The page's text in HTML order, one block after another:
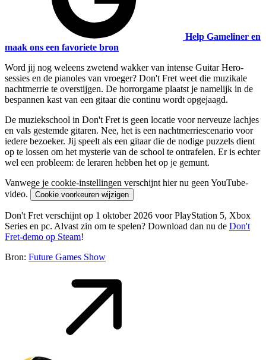
Help Gameliner en
maak ons een favoriete bron
Word jij nog weleens zwetend wakker van intense Guitar Hero-
sessies en de pianoles van vroeger? Don't Fret weet die muzikale
nachtmerrie te overstijgen. De horrorgame plaatst je namelijk in de
bespannen kast van een gitaar die continu wordt opgejaagd.
De muziekschool in Don't Fret is geen locatie voor nerveuze lachjes
en vals gestemde gitaren. Nee, het is een nachtmerriescenario voor
iedere bezoeker. Jij speelt als een gitaar die de nodige puzzels dient
op te lossen om het mysterie van de school te ontrafelen. Er is echter
wel een probleem: de leraren hebben het op je gemunt.
Vanwege je cookie-instellingen verschijnt hier nu geen YouTube-
video.
Cookie voorkeuren wijzigen
Don't Fret verschijnt op 1 oktober 2026 voor PlayStation 5, Xbox
Series en pc. Alvast zin om te spelen? Download dan nu de Don't
Fret-demo op Steam!
Bron: Future Games Show